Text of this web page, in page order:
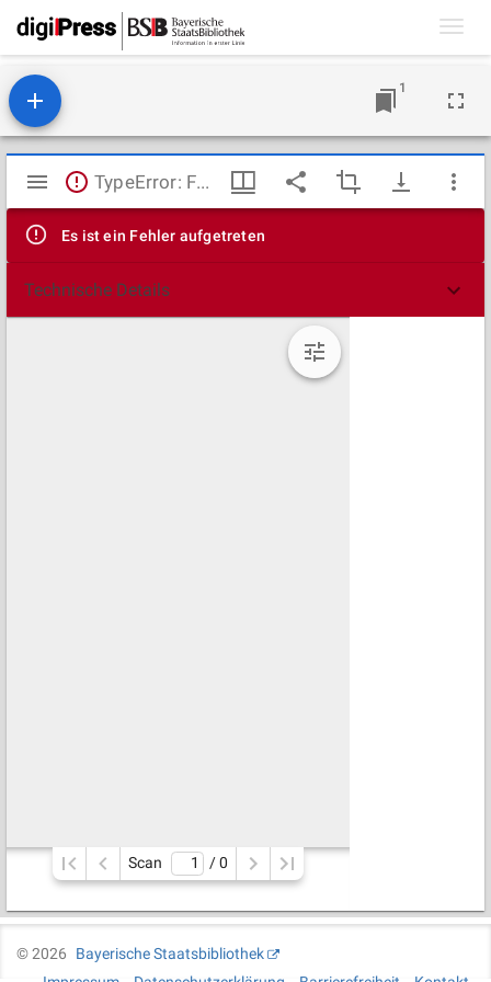
1
Mirador
Viewer
TypeError: Failed to fetch
Es ist ein Fehler aufgetreten
Technische Details
Scan / 0
©2026
Bayerische Staatsbibliothek